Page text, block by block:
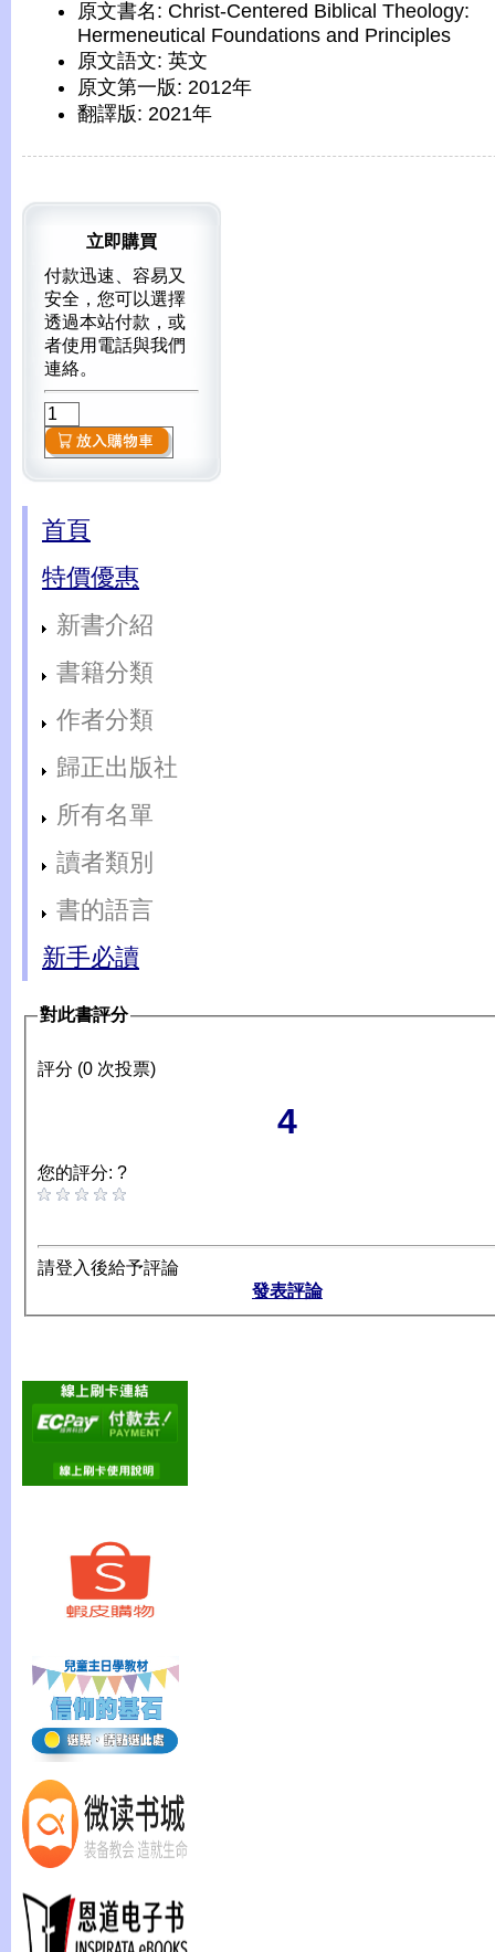
原文書名: Christ-Centered Biblical Theology:
Hermeneutical Foundations and Principles
原文語文: 英文
原文第一版: 2012年
翻譯版: 2021年
立即購買
付款迅速、容易又
安全，您可以選擇
透過本站付款，或
者使用電話與我們
連絡。
首頁
特價優惠
新書介紹
書籍分類
作者分類
歸正出版社
所有名單
讀者類別
書的語言
新手必讀
對此書評分
評分 (0 次投票)
4
您的評分: ?
請登入後給予評論
發表評論